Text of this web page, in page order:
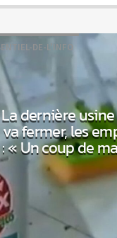
DE-L'INFO
dernière
fermer, les
« Un coup de